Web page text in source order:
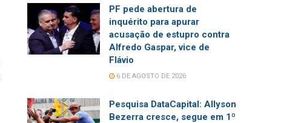
PF pede abertura de
inquérito para apurar
acusação de estupro contra
Alfredo Gaspar, vice de
Flávio
6 DE AGOSTO DE 2026
Pesquisa DataCapital: Allyson
Bezerra cresce, segue em 1º